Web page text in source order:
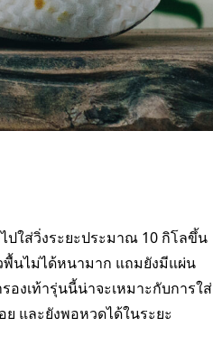
ไปใส่วิ่งระยะประมาณ 10 กิโลขึ้น
พื้นไม่ได้หนามาก แถมยังมีแผ่น
งเท้ารุ่นนี้น่าจะเหมาะกับการใส่
และยังพอหวดได้ในระยะ